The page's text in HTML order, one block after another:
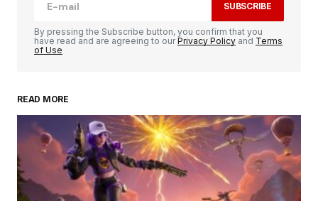
Your Name
Your E-mail*
Enregistrer mon nom, mon e-mail et mon
site dans le navigateur pour mon prochain
SUBSCRIBE
By pressing the Subscribe button, you confirm that you
have read and are agreeing to ourPrivacy Policy and Terms
of Use
READ MORE